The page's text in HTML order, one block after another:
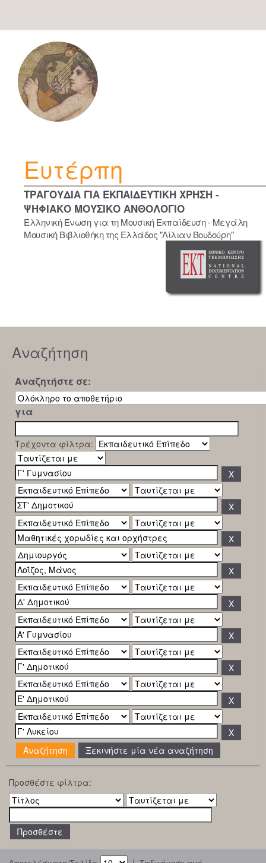
navigation
Ευτέρπη
ΤΡΑΓΟΥΔΙΑ ΓΙΑ ΕΚΠΑΙΔΕΥΤΙΚΗ ΧΡΗΣΗ -
ΨΗΦΙΑΚΟ ΜΟΥΣΙΚΟ ΑΝΘΟΛΟΓΙΟ
Ελληνική Ένωση για τη Μουσική Εκπαίδευση - Μεγάλη
Μουσική Βιβλιοθήκη της Ελλάδος "Λίλιαν Βουδούρη"
Αναζήτηση
Αναζητήστε σε:
για
Τρέχοντα φίλτρα:
Ξεκινήστε μία νέα αναζήτηση
Προσθέστε φίλτρα: